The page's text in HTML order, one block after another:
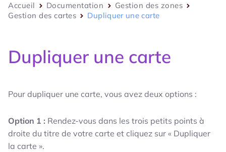
Accueil Documentation
Gestion des zones
Gestion des cartes
Dupliquer une carte
Dupliquer une carte
Pour dupliquer une carte, vous avez deux options :
Option 1 : Rendez-vous dans les trois petits points à
droite du titre de votre carte et cliquez sur « Dupliquer
la carte ».